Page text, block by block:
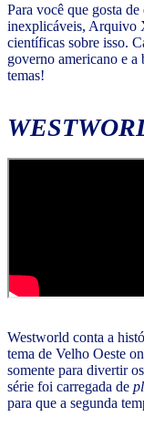
Para você que gosta de
inexplicáveis, Arquivo
científicas sobre isso.
governo americano e a
temas!
Westworld conta a
tema de Velho Oeste
somente para divertir
série foi carregada de
para que a segunda